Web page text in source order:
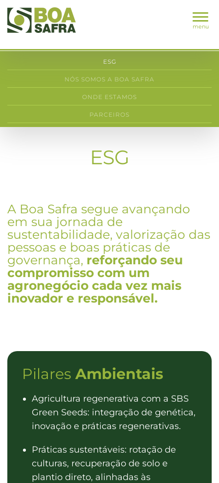
menu
ESG
NÓS SOMOS A BOA SAFRA
ONDE ESTAMOS
PARCEIROS
ESG
A Boa Safra segue avançando
em sua jornada de
sustentabilidade, valorização das
pessoas e boas práticas de
governança, reforçando seu
compromisso com um
agronegócio cada vez mais
inovador e responsável.
Pilares Ambientais
Agricultura regenerativa com a SBS
Green Seeds: integração de genética,
inovação e práticas regenerativas.
Práticas sustentáveis: rotação de
culturas, recuperação de solo e
plantio direto, alinhadas às